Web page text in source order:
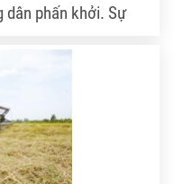
dân phấn khởi. Sự
ảnh quá khứ về bần
địa chủ mới. Các